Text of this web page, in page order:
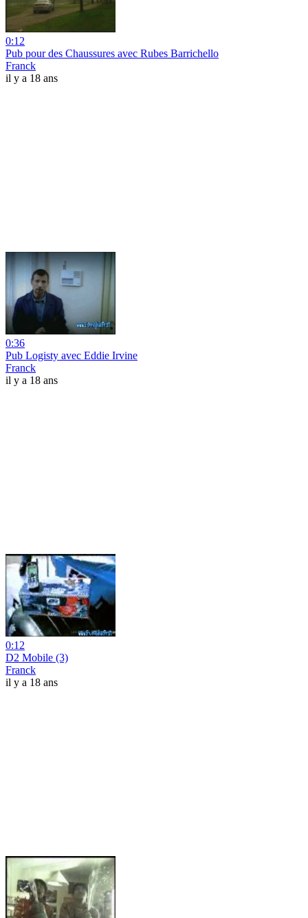
0:12
Pub pour des Chaussures avec Rubes Barrichello
Franck
il y a 18 ans
0:36
Pub Logisty avec Eddie Irvine
Franck
il y a 18 ans
0:12
D2 Mobile (3)
Franck
il y a 18 ans